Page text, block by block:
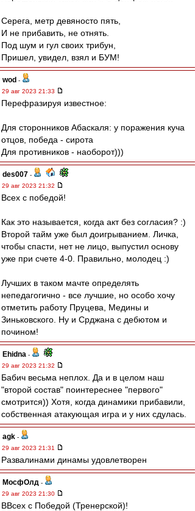
Серега, метр девяносто пять,
И не прибавить, не отнять.
Под шум и гул своих трибун,
Пришел, увидел, взял и БУМ!
wod -
29 авг 2023 21:33
Перефразируя известное:
Для сторонников Абаскаля: у поражения куча
отцов, победа - сирота
Для противников - наоборот)))
des007 -
29 авг 2023 21:32
Всех с победой!
Как это называется, когда акт без согласия? :)
Второй тайм уже был доигрыванием. Личка,
чтобы спасти, нет не лицо, выпустил основу
уже при счете 4-0. Правильно, молодец :)
Лучших в таком мачте определять
непедагогично - все лучшие, но особо хочу
отметить работу Пруцева, Медины и
Зиньковского. Ну и Срджана с дебютом и
почином!
Ehidna -
29 авг 2023 21:32
Бабич весьма неплох. Да и в целом наш
"второй состав" поинтереснее "первого"
смотрится)) Хотя, когда динамики прибавили,
собственная атакующая игра и у них сдулась.
agk -
29 авг 2023 21:31
Развалинами динамы удовлетворен
МосфОлд -
29 авг 2023 21:30
ВВсех с Победой (Тренерской)!